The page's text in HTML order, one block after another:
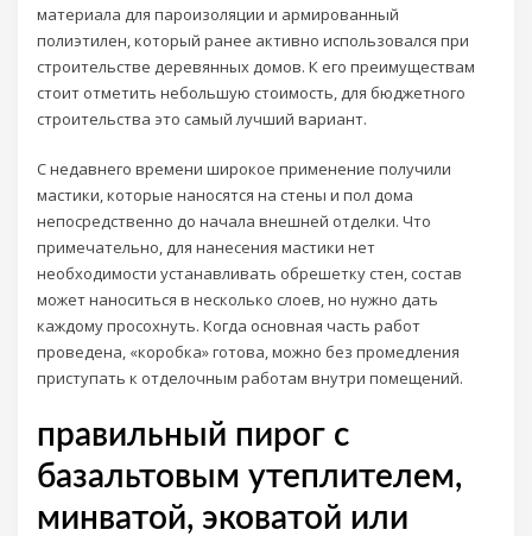
материала для пароизоляции и армированный
полиэтилен, который ранее активно использовался при
строительстве деревянных домов. К его преимуществам
стоит отметить небольшую стоимость, для бюджетного
строительства это самый лучший вариант.
С недавнего времени широкое применение получили
мастики, которые наносятся на стены и пол дома
непосредственно до начала внешней отделки. Что
примечательно, для нанесения мастики нет
необходимости устанавливать обрешетку стен, состав
может наноситься в несколько слоев, но нужно дать
каждому просохнуть. Когда основная часть работ
проведена, «коробка» готова, можно без промедления
приступать к отделочным работам внутри помещений.
правильный пирог с
базальтовым утеплителем,
минватой, эковатой или